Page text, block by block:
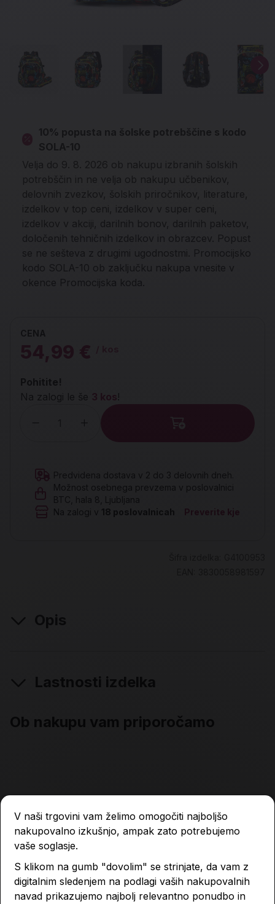
10% popusta na šolske potrebščine s kodo
SOLA-10
Velja do 9. 8. 2026 ob nakupu izbranih šolskih
potrebščin in ne velja ob nakupu učbenikov,
delovnih zvezkov, šolskih priročnikov, literature,
izdelkov v top ceni, izdelkov v super ceni,
izdelkov v akciji, darilnih bonov, darilnih paketov,
določenih tehničnih izdelkov in obrazcev. Popust
se ne sešteva z drugimi ugodnostmi. Promocijsko
kodo SOLA-10 ob zaključku nakupa vnesite v
okence Promocijska koda.
CENA
54,99 €
Pohitite!
Na zalogi le še 3 kos!
Predvidena dostava v 2 do 3 delovnih dneh.
Možnost osebnega prevzema v poslovalnici
BTC, hala 8, Ljubljana
Na zalogi v 18 poslovalnicah Preverite kje
Opis
Lastnosti izdelka
Ob nakupu vam priporočamo
V naši trgovini vam želimo omogočiti najboljšo
nakupovalno izkušnjo, ampak zato potrebujemo
vaše soglasje.
S klikom na gumb "dovolim" se strinjate, da vam z
digitalnim sledenjem na podlagi vaših nakupovalnih
navad prikazujemo najbolj relevantno ponudbo in